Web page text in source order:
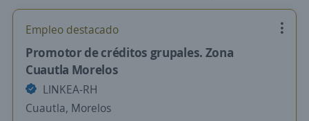
Empleo destacado
Promotor de créditos grupales. Zona
Cuautla Morelos
LINKEA-RH
Cuautla, Morelos